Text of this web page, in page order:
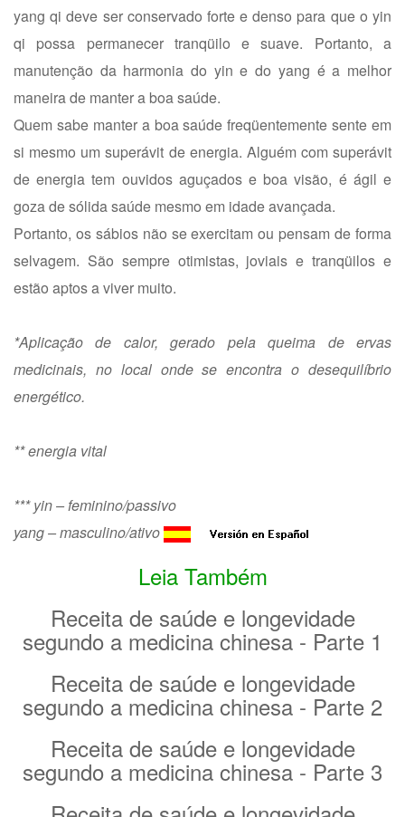
yang qi deve ser conservado forte e denso para que o yin
qi possa permanecer tranqüilo e suave. Portanto, a
manutenção da harmonia do yin e do yang é a melhor
maneira de manter a boa saúde.
Quem sabe manter a boa saúde freqüentemente sente em
si mesmo um superávit de energia. Alguém com superávit
de energia tem ouvidos aguçados e boa visão, é ágil e
goza de sólida saúde mesmo em idade avançada.
Portanto, os sábios não se exercitam ou pensam de forma
selvagem. São sempre otimistas, joviais e tranqüilos e
estão aptos a viver muito.
*Aplicação de calor, gerado pela queima de ervas
medicinais, no local onde se encontra o desequilíbrio
energético.
** energia vital
*** yin – feminino/passivo
yang – masculino/ativo
Leia Também
Receita de saúde e longevidade
segundo a medicina chinesa - Parte 1
Receita de saúde e longevidade
segundo a medicina chinesa - Parte 2
Receita de saúde e longevidade
segundo a medicina chinesa - Parte 3